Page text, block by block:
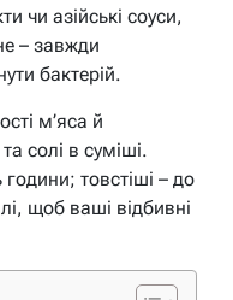
чи азійські соуси,
– завжди
бактерій.
м’яса й
солі в суміші.
товстіші – до
щоб ваші відбивні